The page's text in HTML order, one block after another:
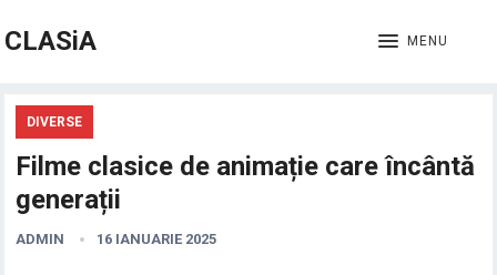
CLASiA MENU
DIVERSE
Filme clasice de animație care încântă
generații
ADMIN 16 IANUARIE 2025